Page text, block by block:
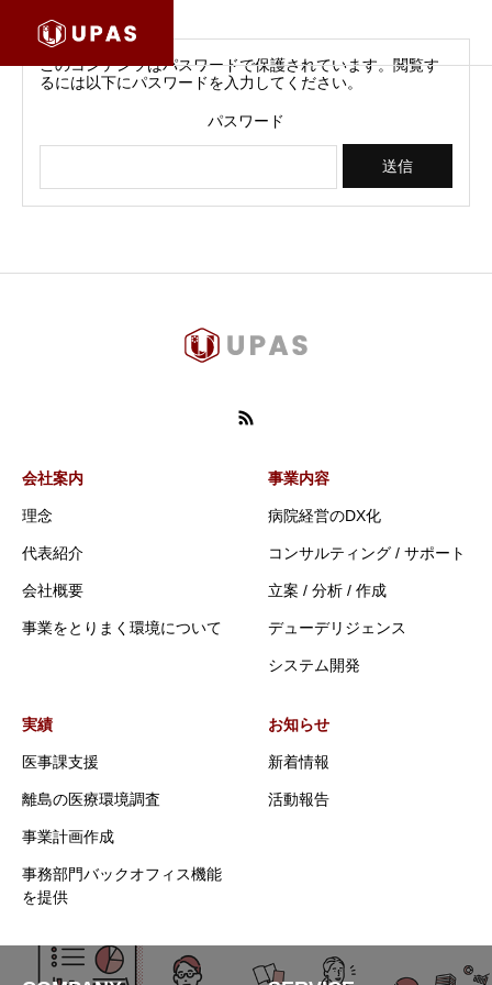
このコンテンツはパスワードで保護されています。閲覧す
るには以下にパスワードを入力してください。
パスワード
会社案内
理念
代表紹介
会社概要
事業をとりまく環境について
事業内容
病院経営のDX化
コンサルティング / サポート
立案 / 分析 / 作成
デューデリジェンス
システム開発
実績
医事課支援
離島の医療環境調査
事業計画作成
事務部門バックオフィス機能
を提供
お知らせ
新着情報
活動報告